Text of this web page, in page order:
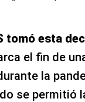
tomó esta
el fin de
la
se permitió